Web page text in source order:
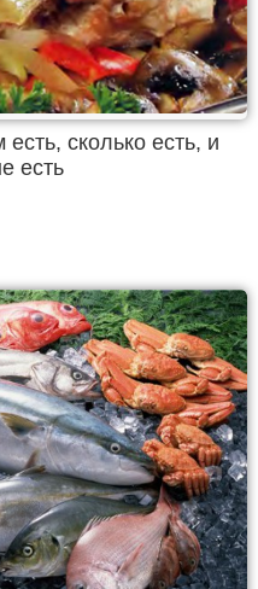
сколько есть, и
есть